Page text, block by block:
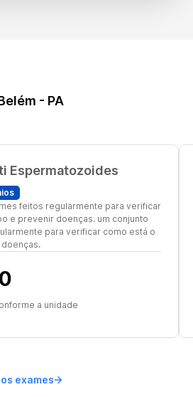
- PA
Espermatozoides
feitos regularmente para verificar
e prevenir doenças. um conjunto
para verificar como está o
a unidade
exames